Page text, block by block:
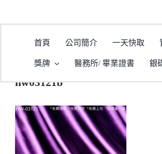
首頁 公司簡介 一天快取
獎牌 醫務所/ 畢業證書 銀
hw03121b